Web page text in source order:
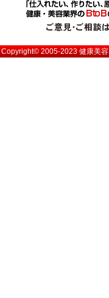
Copyright© 2005-2023健康美